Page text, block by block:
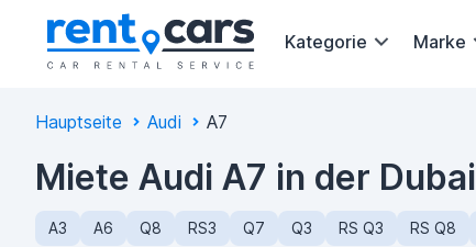
Kategorie Marke
Hauptseite Audi A7
Miete Audi A7 in der Dubai
A3 A6 Q8 RS3 Q7 Q3 RS Q3 RS Q8